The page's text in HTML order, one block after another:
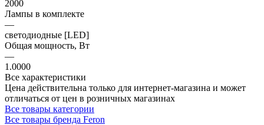
2000
Лампы в комплекте
—
светодиодные [LED]
Общая мощность, Вт
—
1.0000
Все характеристики
Цена действительна только для интернет-магазина и может
отличаться от цен в розничных магазинах
Все товары категории
Все товары бренда Feron